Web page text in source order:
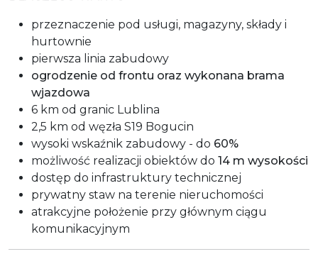
przeznaczenie pod usługi, magazyny, składy i
hurtownie
pierwsza linia zabudowy
ogrodzenie od frontu oraz wykonana brama
wjazdowa
6 km od granic Lublina
2,5 km od węzła S19 Bogucin
wysoki wskaźnik zabudowy - do 60%
możliwość realizacji obiektów do 14 m wysokości
dostęp do infrastruktury technicznej
prywatny staw na terenie nieruchomości
atrakcyjne położenie przy głównym ciągu
komunikacyjnym